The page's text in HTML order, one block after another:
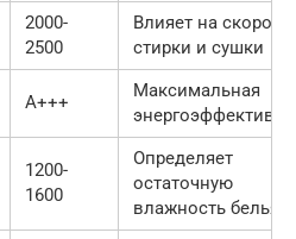
2000-
2500
Влияет на
стирки и сушки
A+++
Максимальная
1200-
1600
Определяет
остаточную
влажность белья